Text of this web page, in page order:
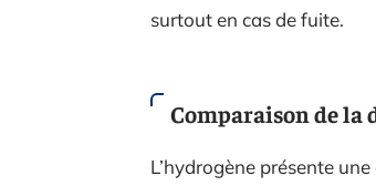
surtout en cas de fuite.
Comparaison de la
L’hydrogène présente